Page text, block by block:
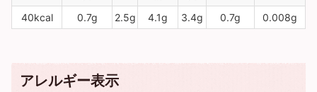
40kcal
0.7g 2.5g 4.1g 3.4g 0.7g 0.008g
アレルギー表示